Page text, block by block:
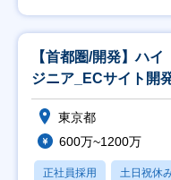
【首都圏/開発】ハ
ジニア_ECサイト開
東京都
600万~1200万
正社員採用 土日祝休